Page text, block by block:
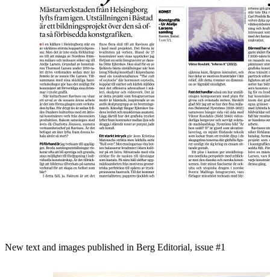
New text and images published in Berg Editorial, issue #1